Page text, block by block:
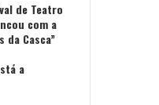
de Teatro
com a
da Casca”
a